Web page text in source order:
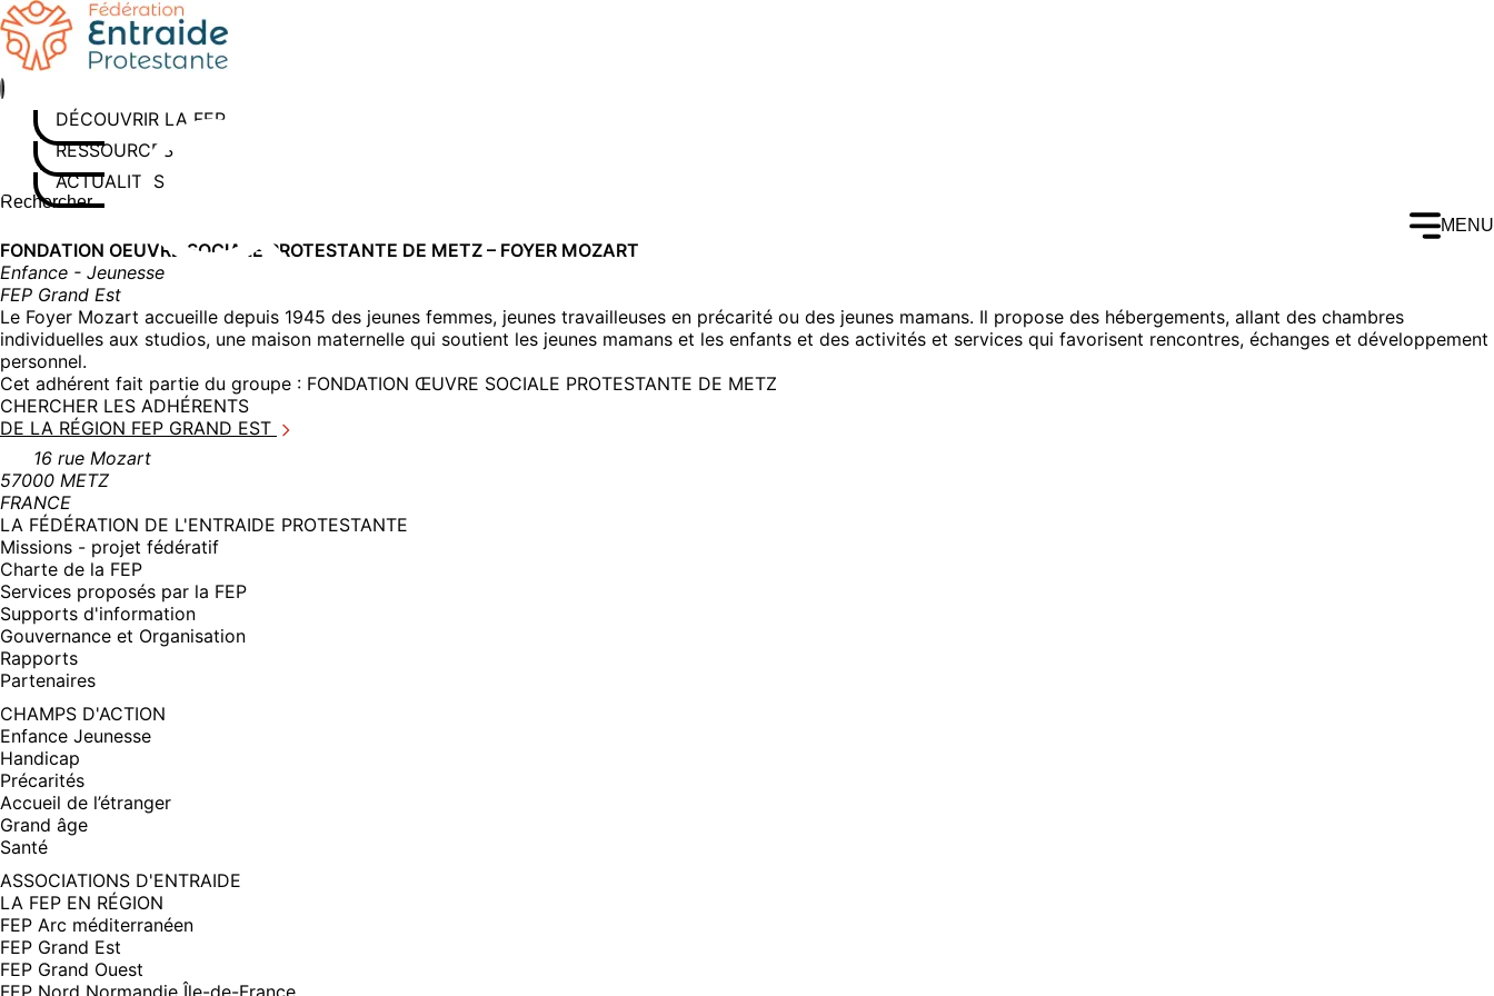
Aller
au
contenu
DÉCOUVRIR LA FEP
RESSOURCES
ACTUALITÉS
Rechercher sur le site
Saisissez au moins 3 caractères pour lancer la recherche
MENU
FONDATION OEUVRE SOCIALE PROTESTANTE DE METZ – FOYER MOZART
Enfance - Jeunesse
FEP Grand Est
Le Foyer Mozart accueille depuis 1945 des jeunes femmes, jeunes travailleuses en précarité ou des jeunes mamans. Il propose des hébergements, allant des chambres
individuelles aux studios, une maison maternelle qui soutient les jeunes mamans et les enfants et des activités et services qui favorisent rencontres, échanges et développement
personnel.
Cet adhérent fait partie du groupe : FONDATION ŒUVRE SOCIALE PROTESTANTE DE METZ
CHERCHER LES ADHÉRENTS
DE LA RÉGION FEP GRAND EST
16 rue Mozart
57000 METZ
FRANCE
LA FÉDÉRATION DE L'ENTRAIDE PROTESTANTE
Missions - projet fédératif
Charte de la FEP
Services proposés par la FEP
Supports d'information
Gouvernance et Organisation
Rapports
Partenaires
CHAMPS D'ACTION
Enfance Jeunesse
Handicap
Précarités
Accueil de l’étranger
Grand âge
Santé
ASSOCIATIONS D'ENTRAIDE
LA FEP EN RÉGION
FEP Arc méditerranéen
FEP Grand Est
FEP Grand Ouest
FEP Nord Normandie Île-de-France